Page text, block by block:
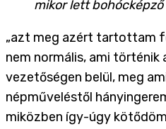
mikor lett bohócképző
„azt meg azért tartottam
nem normális, ami történik
vezetőségen belül, meg
népműveléstől
miközben így-úgy